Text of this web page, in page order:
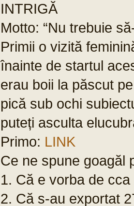
INTRIGĂ
Motto: “Nu trebuie
Primii o vizită
înainte de startul
erau boii la păscut
pică sub ochi
puteți asculta
Primo: LINK
Ce ne spune goagăl
1. Că e vorba de
2. Că s-au exportat